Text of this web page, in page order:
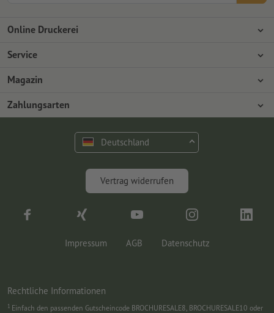
Online Druckerei
Über Onlineprinters
Presse
Umweltschutz
Service
Zahlungsarten
Versand
Magazin
Design
Zahlungsarten
Deutschland
Vertrag widerrufen
Impressum AGB Datenschutz
Rechtliche Informationen
1 Einfach den passenden Gutscheincode BROCHURESALE8, BROCHURESALE10 oder